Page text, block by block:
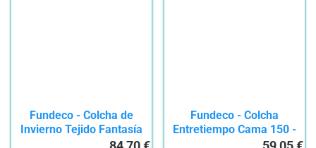
Fundeco - Colcha de
Invierno Tejido Fantasía
Fundeco - Colcha
Entretiempo Cama 150 -